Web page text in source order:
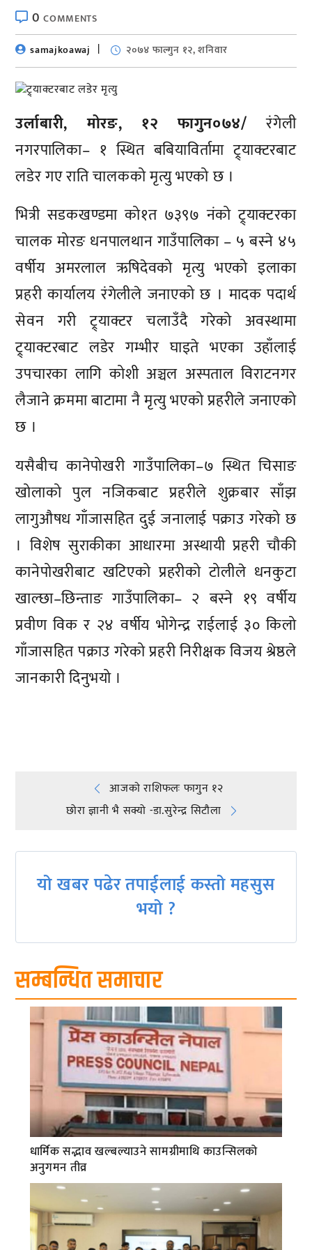
0COMMENTS
samajkoawaj
२०७४ फाल्गुन १२, शनिवार
उर्लाबारी, मोरङ, १२ फागुन०७४/ रंगेली
नगरपालिका– १ स्थित बबियाविर्तामा ट्र्याक्टरबाट
लडेर गए राति चालकको मृत्यु भएको छ ।
भित्री सडकखण्डमा को१त ७३९७ नंको ट्र्याक्टरका
चालक मोरङ धनपालथान गाउँपालिका – ५ बस्ने ४५
वर्षीय अमरलाल ऋषिदेवको मृत्यु भएको इलाका
प्रहरी कार्यालय रंगेलीले जनाएको छ । मादक पदार्थ
सेवन गरी ट्र्याक्टर चलाउँदै गरेको अवस्थामा
ट्र्याक्टरबाट लडेर गम्भीर घाइते भएका उहाँलाई
उपचारका लागि कोशी अञ्चल अस्पताल विराटनगर
लैजाने क्रममा बाटामा नै मृत्यु भएको प्रहरीले जनाएको
छ ।
यसैबीच कानेपोखरी गाउँपालिका–७ स्थित चिसाङ
खोलाको पुल नजिकबाट प्रहरीले शुक्रबार साँझ
लागुऔषध गाँजासहित दुई जनालाई पक्राउ गरेको छ
। विशेष सुराकीका आधारमा अस्थायी प्रहरी चौकी
कानेपोखरीबाट खटिएको प्रहरीको टोलीले धनकुटा
खाल्छा–छिन्ताङ गाउँपालिका– २ बस्ने १९ वर्षीय
प्रवीण विक र २४ वर्षीय भोगेन्द्र राईलाई ३० किलो
गाँजासहित पक्राउ गरेको प्रहरी निरीक्षक विजय श्रेष्ठले
जानकारी दिनुभयो ।
Post
navigation
आजकाे राशिफलः फागुन १२
छोरा ज्ञानी भै सक्यो -डा.सुरेन्द्र सिटाैला
यो खबर पढेर तपाईलाई कस्तो महसुस
भयो ?
सम्बन्धित समाचार
धार्मिक सद्भाव खल्बल्याउने सामग्रीमाथि काउन्सिलको
अनुगमन तीव्र